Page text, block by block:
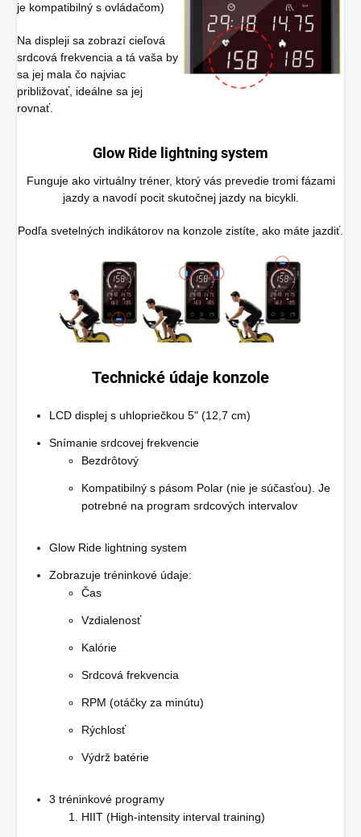
je kompatibilný s ovládačom)
Na displeji sa zobrazí cieľová
srdcová frekvencia a tá vaša by
sa jej mala čo najviac
približovať, ideálne sa jej
rovnať.
Glow Ride lightning system
Funguje ako virtuálny tréner, ktorý vás prevedie tromi fázami
jazdy a navodí pocit skutočnej jazdy na bicykli.
Podľa svetelných indikátorov na konzole zistíte, ako máte jazdiť.
Technické údaje konzole
LCD displej s uhlopriečkou 5" (12,7 cm)
Snímanie srdcovej frekvencie
Bezdrôtový
Kompatibilný s pásom Polar (nie je súčasťou). Je
potrebné na program srdcových intervalov
Glow Ride lightning system
Zobrazuje tréninkové údaje:
Čas
Vzdialenosť
Kalórie
Srdcová frekvencia
RPM (otáčky za minútu)
Rýchlosť
Výdrž batérie
3 tréninkové programy
HIIT (High-intensity interval training)